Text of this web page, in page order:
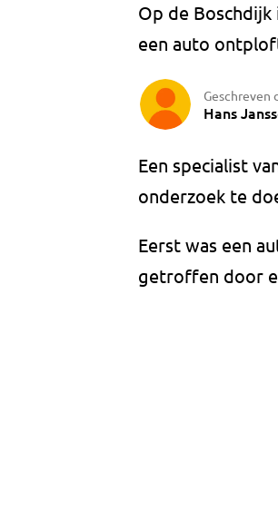
Op de Boschdijk
een auto
Geschreven
Hans
Een specialist
onderzoek te
Eerst was een
getroffen door